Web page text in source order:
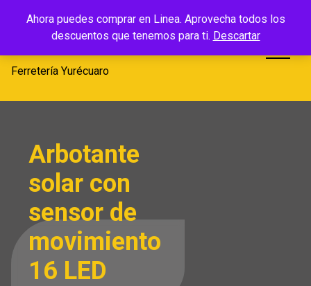
Ahora puedes comprar en Linea. Aprovecha todos los
descuentos que tenemos para ti. Descartar
Ferretería
Yurécuaro
Ferretería Yurécuaro
Arbotante
solar con
sensor de
movimiento
16 LED